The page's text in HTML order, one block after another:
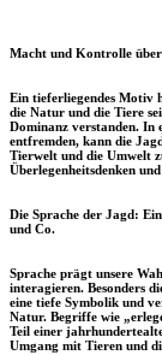
Macht und Kontrolle
Ein tieferliegendes Motiv
die Natur und die Tiere
Dominanz verstanden. In
entfremden, kann die
Tierwelt und die Umwelt
Überlegenheitsdenken
Die Sprache der Jagd:
und Co.
Sprache prägt unsere
interagieren. Besonders
eine tiefe Symbolik und
Natur. Begriffe wie
Teil einer
Umgang mit Tieren und